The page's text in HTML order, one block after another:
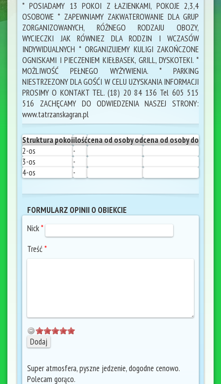
* POSIADAMY 13 POKOI Z ŁAZIENKAMI, POKOJE 2,3,4
OSOBOWE * ZAPEWNIAMY ZAKWATEROWANIE DLA GRUP
ZORGANIZOWANYCH, RÓŻNEGO RODZAJU OBOZY,
WYCIECZKI JAK RÓWNIEZ DLA RODZIN I WCZASÓW
INDYWIDUALNYCH * ORGANIZUJEMY KULIGI ZAKOŃCZONE
OGNISKAMI I PIECZENIEM KIEŁBASEK, GRILL, DYSKOTEKI. *
MOŻLIWOŚĆ PEŁNEGO WYŻYWIENIA. * PARKING
NIESTRZEZONY DLA GOŚĆI W CELU UZYSKANIA INFORMACJI
PROSIMY O KONTAKT TEL. (18) 20 84 136 Tel 605 515
516 ZACHĘCAMY DO ODWIEDZENIA NASZEJ STRONY:
www.tatrzanskagran.pl
Struktura pokoiilośćcena od osoby odcena od osoby do
2-os
-
3-os
-
4-os
-
FORMULARZ OPINII O OBIEKCIE
Nick*
Treść*
Super atmosfera, pyszne jedzenie, dogodne cenowo.
Polecam gorąco.